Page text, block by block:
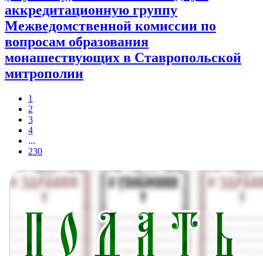
аккредитационную группу
Межведомственной комиссии по
вопросам образования
монашествующих в Ставропольской
митрополии
1
2
3
4
...
230